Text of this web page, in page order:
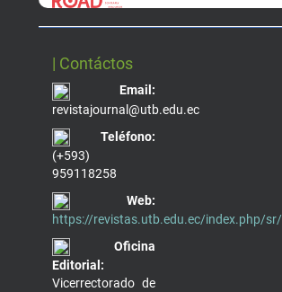
| Contáctos
Email:
revistajournal@utb.edu.ec
Teléfono:
(+593)
959118258
Web:
https://revistas.utb.edu.ec/index.php/sr/
Oficina
Editorial:
Vicerrectorado de